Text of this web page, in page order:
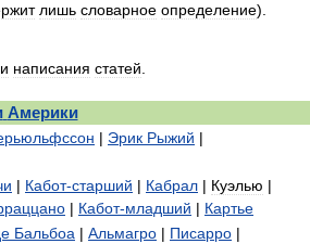
лишь словарное определение).
написания статей.
Америки
| Эрик Рыжий |
| Кабот-старший | Кабрал | Куэлью |
| Кабот-младший | Картье
Бальбоа | Альмагро | Писарро |